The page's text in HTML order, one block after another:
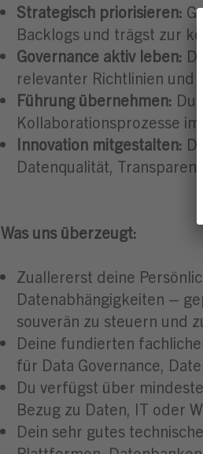
Strategisch priorisieren:
Backlogs und trägst zur
Governance aktiv leben:
relevanter Richtlinien und
Führung übernehmen: Du
Kollaborationsprozesse
Innovation mitgestalten:
Datenqualität,
Was uns überzeugt:
Zuallererst deine
Datenabhängigkeiten –
souverän zu steuern und
Deine fundierten
für Data Governance,
Du verfügst über
Bezug zu Daten, IT oder
Dein sehr gutes